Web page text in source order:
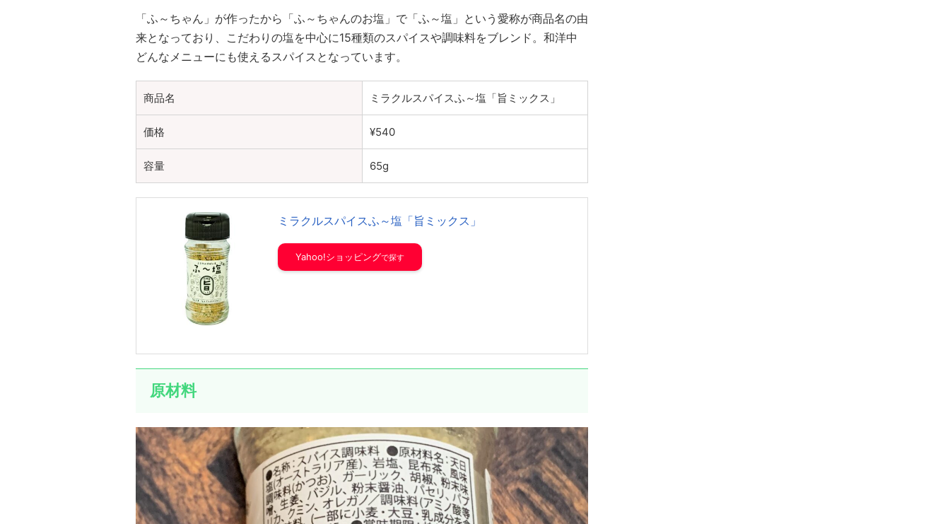
「ふ～ちゃん」が作ったから「ふ～ちゃんのお塩」で「ふ～塩」という愛称が商品名の由
来となっており、こだわりの塩を中心に15種類のスパイスや調味料をブレンド。和洋中
どんなメニューにも使えるスパイスとなっています。
商品名 ミラクルスパイスふ～塩「旨ミックス」
価格 ¥540
容量 65g
ミラクルスパイスふ～塩「旨ミックス」
Yahoo!ショッピング
原材料